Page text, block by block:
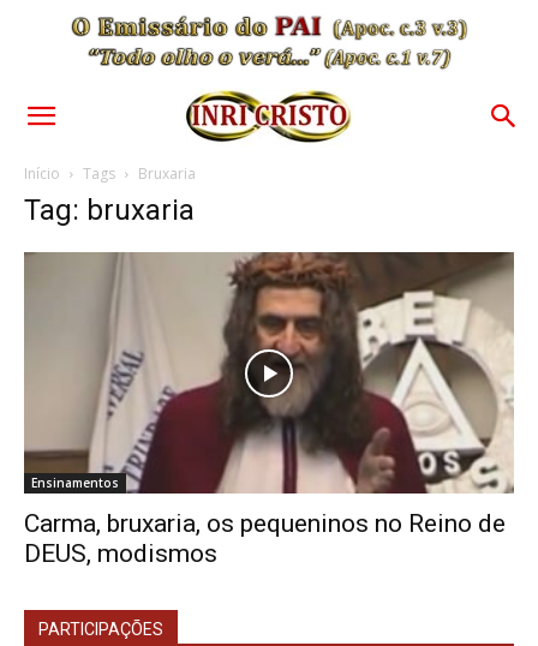
Início Tags Bruxaria
Tag: bruxaria
Ensinamentos
Carma, bruxaria, os pequeninos no Reino de
DEUS, modismos
PARTICIPAÇÕES